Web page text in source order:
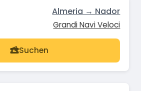
Almeria → Nador
Grandi Navi Veloci
Suchen